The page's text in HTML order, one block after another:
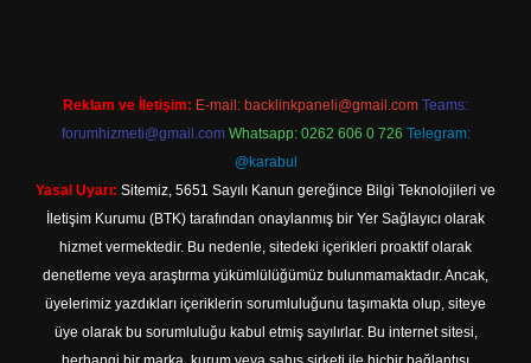
Reklam ve İletişim: E-mail: backlinkpaneli@gmail.com Teams:
forumhizmeti@gmail.com Whatsapp: 0262 606 0 726 Telegram:
@karabul
Yasal Uyarı: Sitemiz, 5651 Sayılı Kanun gereğince Bilgi Teknolojileri ve
İletişim Kurumu (BTK) tarafından onaylanmış bir Yer Sağlayıcı olarak
hizmet vermektedir. Bu nedenle, sitedeki içerikleri proaktif olarak
denetleme veya araştırma yükümlülüğümüz bulunmamaktadır. Ancak,
üyelerimiz yazdıkları içeriklerin sorumluluğunu taşımakta olup, siteye
üye olarak bu sorumluluğu kabul etmiş sayılırlar. Bu internet sitesi,